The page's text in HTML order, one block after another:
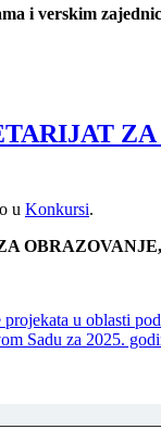
i verskim
u Konkursi.
u oblasti
Sadu za 2025.